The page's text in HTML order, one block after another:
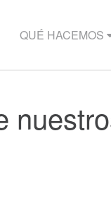
QUÉ HACEMOS